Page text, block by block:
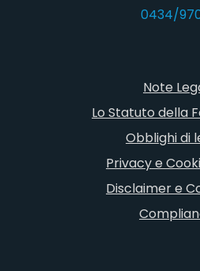
0434/
Note
Lo Statuto della
Obblighi di
Privacy e
Disclaimer e